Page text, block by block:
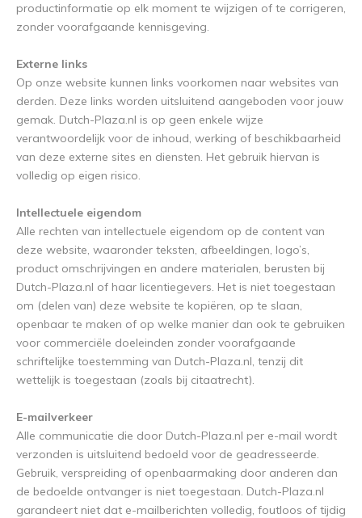
productinformatie op elk moment te wijzigen of te corrigeren,
zonder voorafgaande kennisgeving.
Externe links
Op onze website kunnen links voorkomen naar websites van
derden. Deze links worden uitsluitend aangeboden voor jouw
gemak. Dutch-Plaza.nl is op geen enkele wijze
verantwoordelijk voor de inhoud, werking of beschikbaarheid
van deze externe sites en diensten. Het gebruik hiervan is
volledig op eigen risico.
Intellectuele eigendom
Alle rechten van intellectuele eigendom op de content van
deze website, waaronder teksten, afbeeldingen, logo’s,
product omschrijvingen en andere materialen, berusten bij
Dutch-Plaza.nl of haar licentiegevers. Het is niet toegestaan
om (delen van) deze website te kopiëren, op te slaan,
openbaar te maken of op welke manier dan ook te gebruiken
voor commerciële doeleinden zonder voorafgaande
schriftelijke toestemming van Dutch-Plaza.nl, tenzij dit
wettelijk is toegestaan (zoals bij citaatrecht).
E-mailverkeer
Alle communicatie die door Dutch-Plaza.nl per e-mail wordt
verzonden is uitsluitend bedoeld voor de geadresseerde.
Gebruik, verspreiding of openbaarmaking door anderen dan
de bedoelde ontvanger is niet toegestaan. Dutch-Plaza.nl
garandeert niet dat e-mailberichten volledig, foutloos of tijdig